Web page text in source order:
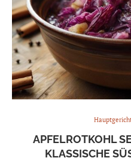
APFELROTKOHL
KLASSISCHE